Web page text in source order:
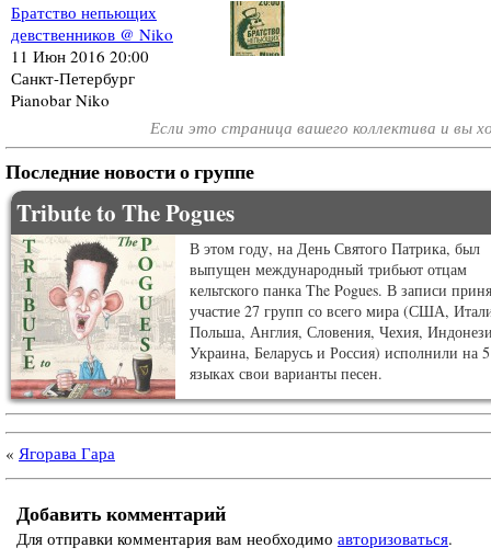
Братство непьющих
девственников @ Niko
11 Июн 2016 20:00
Санкт-Петербург
Pianobar Niko
Если это страница вашего коллектива и
Последние новости о группе
Tribute to The Pogues
В этом году, на День Святого Патрика, был
выпущен международный трибьют отцам
кельтского панка The Pogues. В записи
участие 27 групп со всего мира (США,
Польша, Англия, Словения, Чехия,
Украина, Беларусь и Россия) исполнили на 5
языках свои варианты песен.
« Ягорава Гара
Добавить комментарий
Для отправки комментария вам необходимо авторизоваться.